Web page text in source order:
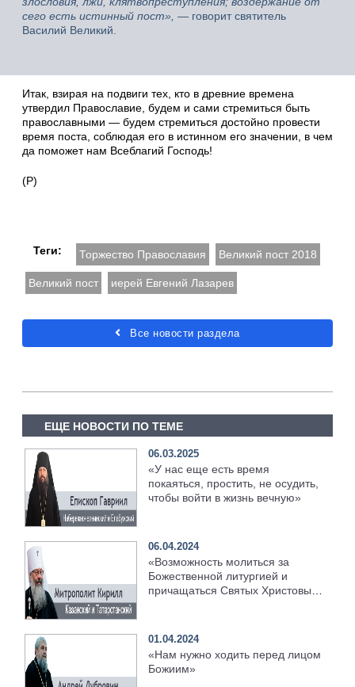
сего есть истинный пост», — говорит святитель
Василий Великий.
Итак, взирая на подвиги тех, кто в древние времена
утвердил Православие, будем и сами стремиться быть
православными — будем стремиться достойно провести
время поста, соблюдая его в истинном его значении, в чем
да поможет нам Всеблагий Господь!
(Р)
Теги: Торжество Православия Великий пост 2018
Великий пост иерей Евгений Лазарев
Все новости раздела
ЕЩЕ НОВОСТИ ПО ТЕМЕ
06.03.2025
«У нас еще есть время
покаяться, простить, не осудить,
чтобы войти в жизнь вечную»
06.04.2024
«Возможность молиться за
Божественной литургией и
причащаться Святых Христовых
01.04.2024
«Нам нужно ходить перед лицом
Божиим»